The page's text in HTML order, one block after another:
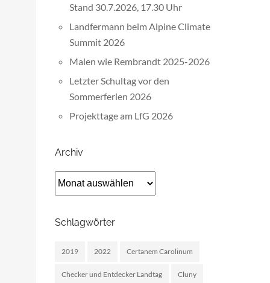
Stand 30.7.2026, 17.30 Uhr
Landfermann beim Alpine Climate
Summit 2026
Malen wie Rembrandt 2025-2026
Letzter Schultag vor den
Sommerferien 2026
Projekttage am LfG 2026
Archiv
Archiv
Schlagwörter
2019 2022 Certanem Carolinum
Checker und Entdecker Landtag Cluny